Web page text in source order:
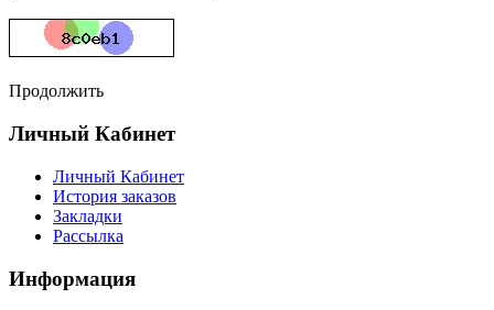
Продолжить
Личный Кабинет
Личный Кабинет
История заказов
Закладки
Рассылка
Информация